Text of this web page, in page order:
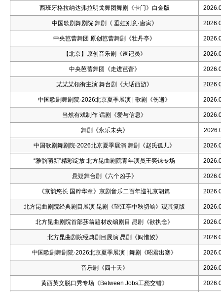
西班牙格拉纳达弗拉明戈舞团舞剧《卡门》白金版
中国歌剧舞剧院 舞剧《 垂虹别意·唐寅》
中央芭蕾舞团 原创芭蕾舞剧《牡丹亭》
【北京】原创音乐剧《速记员》
中央芭蕾舞团《走进芭蕾》
某某某领衔主演 舞台剧《大话西游》
中国歌剧舞剧院·2026北京夏季展演 | 歌剧《伤逝》
当然有戏制作 话剧《爱与信息》
舞剧《永乐未央》
中国歌剧舞剧院·2026北京夏季展演 舞剧《赵氏孤儿》
“雅韵萌新”精彩绽放 北方昆曲剧院青年演员王奕铼专场
悬疑舞台剧《六个凶手》
《京韵悠长 国粹华章》京剧音乐二百年巡礼京胡篇
北方昆曲剧院经典剧目展演 昆剧《望江亭中秋切鲙》观其复版
北方昆曲剧院首部莎翁题材改编剧目 昆剧《欲执念》
北方昆曲剧院经典剧目展演 昆剧《阎惜姣》
中国歌剧舞剧院·2026北京夏季展演 | 舞剧《昭君出塞》
音乐剧《四十天》
黄西英文脱口秀专场《Between Jobs工愁交错》